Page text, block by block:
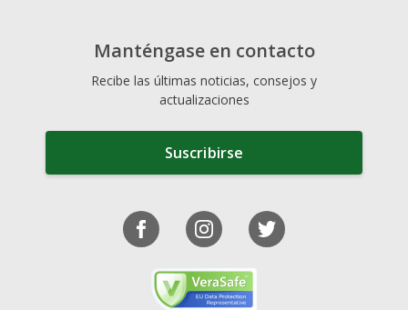
Manténgase en contacto
Recibe las últimas noticias, consejos y
actualizaciones
Suscribirse